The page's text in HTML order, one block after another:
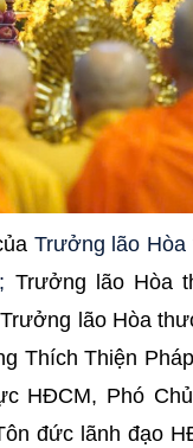
Trưởng lão
Trưởng lão Hòa
lão Hòa
Thích Thiện
HĐCM, Phó
đức lãnh đạo